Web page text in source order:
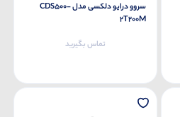
سروو درایو دلکسی مدل CDS500-
2T200M
تماس بگیرید